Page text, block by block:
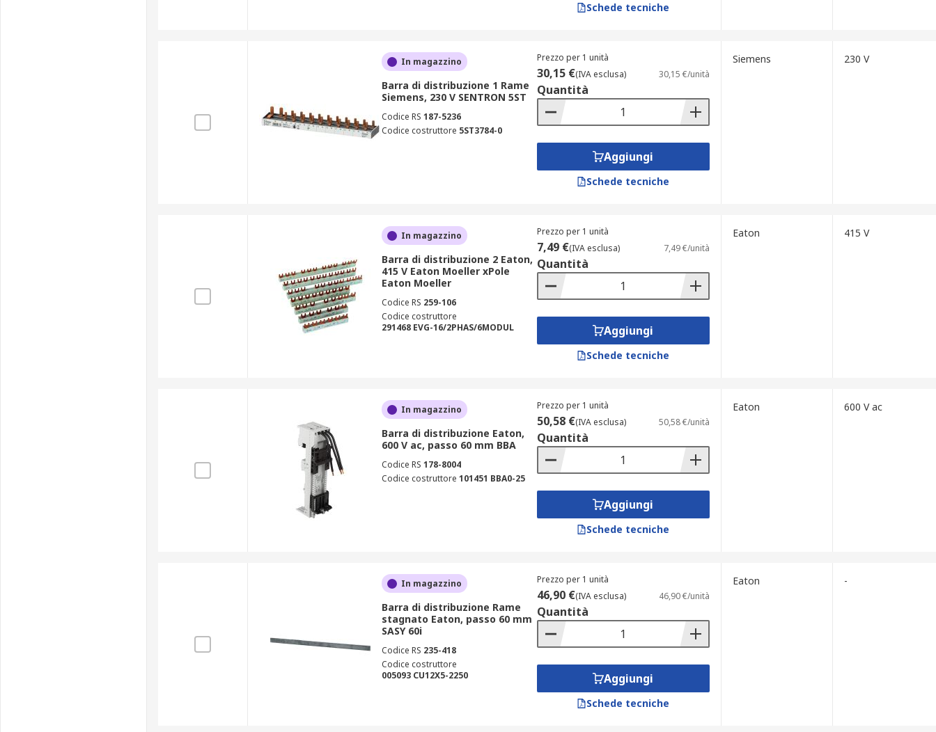
Schede tecniche
In magazzino
Barra di distribuzione 1 Rame
Siemens, 230 V SENTRON 5ST
Codice RS 187-5236
Codice costruttore 5ST3784-0
Prezzo per 1 unità
30,15 €(IVA esclusa) 30,15 €/unità
Quantità
Aggiungi
Schede tecniche
Siemens 230 V
In magazzino
Barra di distribuzione 2 Eaton,
415 V Eaton Moeller xPole
Eaton Moeller
Codice RS 259-106
Codice costruttore
291468 EVG-16/2PHAS/6MODUL
Prezzo per 1 unità
7,49 €(IVA esclusa) 7,49 €/unità
Quantità
Aggiungi
Schede tecniche
Eaton 415 V
In magazzino
Barra di distribuzione Eaton,
600 V ac, passo 60 mm BBA
Codice RS 178-8004
Codice costruttore 101451 BBA0-25
Prezzo per 1 unità
50,58 €(IVA esclusa) 50,58 €/unità
Quantità
Aggiungi
Schede tecniche
Eaton 600 V ac
In magazzino
Barra di distribuzione Rame
stagnato Eaton, passo 60 mm
SASY 60i
Codice RS 235-418
Codice costruttore
005093 CU12X5-2250
Prezzo per 1 unità
46,90 €(IVA esclusa) 46,90 €/unità
Quantità
Aggiungi
Schede tecniche
Eaton -